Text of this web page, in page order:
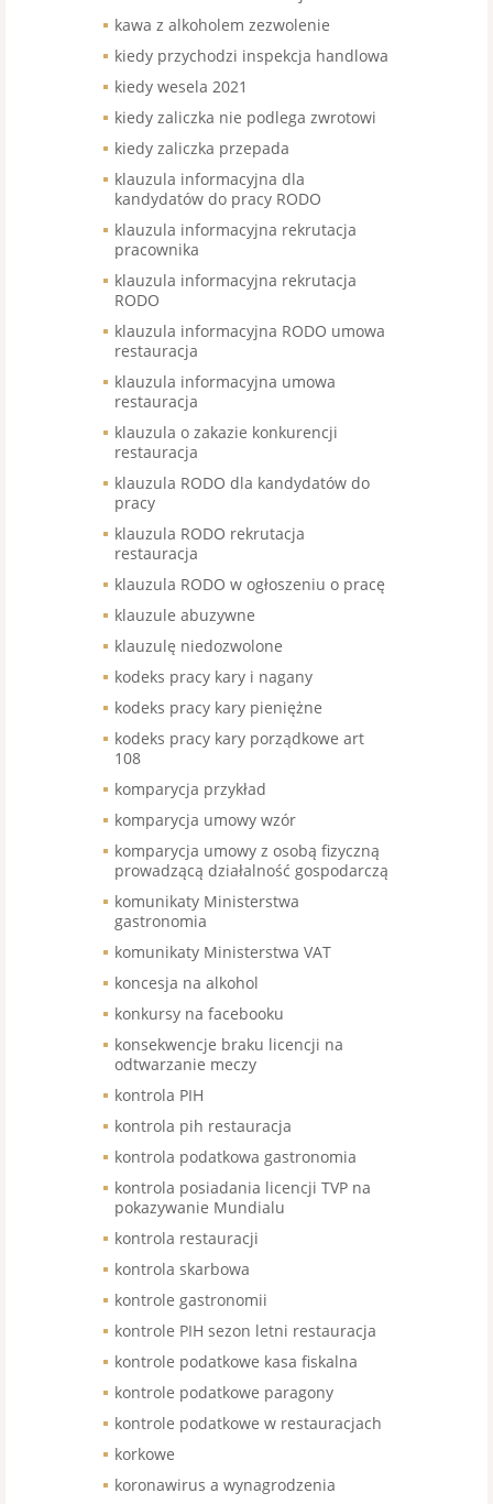
kawa z alkoholem zezwolenie
kiedy przychodzi inspekcja handlowa
kiedy wesela 2021
kiedy zaliczka nie podlega zwrotowi
kiedy zaliczka przepada
klauzula informacyjna dla
kandydatów do pracy RODO
klauzula informacyjna rekrutacja
pracownika
klauzula informacyjna rekrutacja
RODO
klauzula informacyjna RODO umowa
restauracja
klauzula informacyjna umowa
restauracja
klauzula o zakazie konkurencji
restauracja
klauzula RODO dla kandydatów do
pracy
klauzula RODO rekrutacja
restauracja
klauzula RODO w ogłoszeniu o pracę
klauzule abuzywne
klauzulę niedozwolone
kodeks pracy kary i nagany
kodeks pracy kary pieniężne
kodeks pracy kary porządkowe art
108
komparycja przykład
komparycja umowy wzór
komparycja umowy z osobą fizyczną
prowadzącą działalność gospodarczą
komunikaty Ministerstwa
gastronomia
komunikaty Ministerstwa VAT
koncesja na alkohol
konkursy na facebooku
konsekwencje braku licencji na
odtwarzanie meczy
kontrola PIH
kontrola pih restauracja
kontrola podatkowa gastronomia
kontrola posiadania licencji TVP na
pokazywanie Mundialu
kontrola restauracji
kontrola skarbowa
kontrole gastronomii
kontrole PIH sezon letni restauracja
kontrole podatkowe kasa fiskalna
kontrole podatkowe paragony
kontrole podatkowe w restauracjach
korkowe
koronawirus a wynagrodzenia